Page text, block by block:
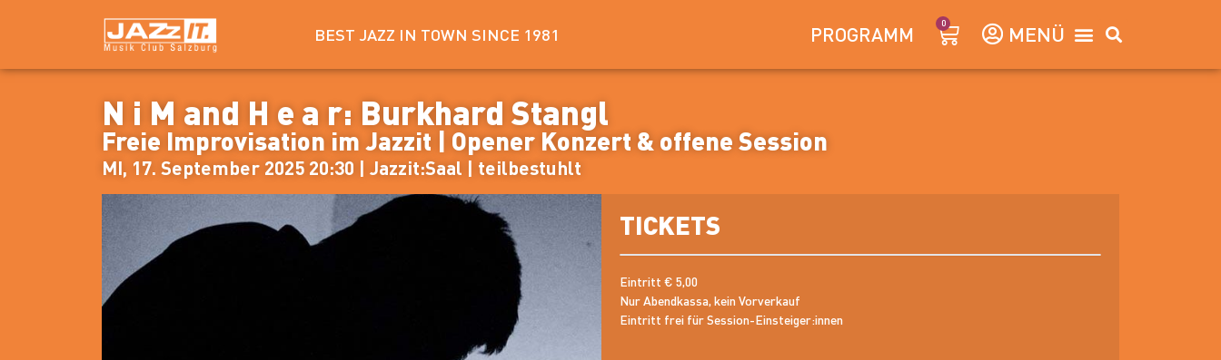
BEST JAZZ IN TOWN SINCE 1981 PROGRAMM 0
N i M and H e a r: Burkhard Stangl
Freie Improvisation im Jazzit | Opener Konzert & offene Session
MI, 17. September 2025 20:30 | Jazzit:Saal | teilbestuhlt
TICKETS
Eintritt € 5,00
Nur Abendkassa, kein Vorverkauf
Eintritt frei für Session-Einsteiger:innen